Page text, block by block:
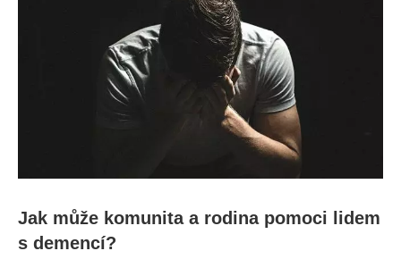
Jak může komunita a rodina pomoci lidem
s demencí?